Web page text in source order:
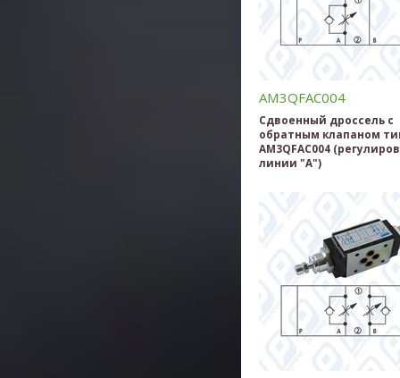
AM3QFAC004
Сдвоенный дроссель с
обратным клапаном
AM3QFAC004
линии "А")